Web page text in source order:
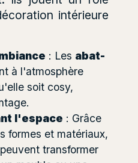
intérieure
: Les abat-
à l'atmosphère
soit cosy,
l'espace : Grâce
formes et matériaux,
peuvent transformer